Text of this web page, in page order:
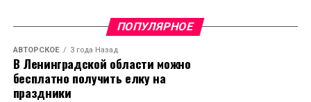
ПОПУЛЯРНОЕ
АВТОРСКОЕ 3 года Назад
В Ленинградской области можно
бесплатно получить елку на
праздники